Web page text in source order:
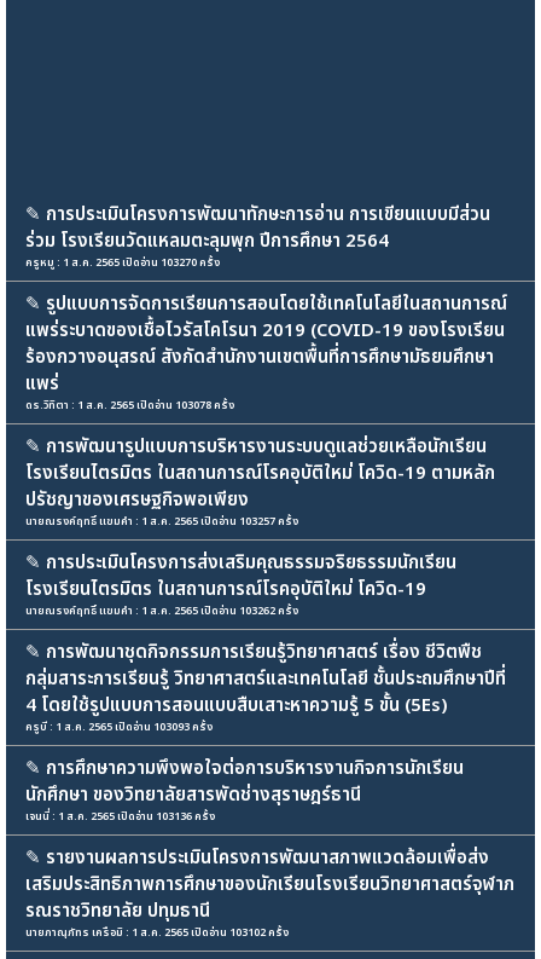
✎ การประเมินโครงการพัฒนาทักษะการอ่าน การเขียนแบบมีส่วน
ร่วม โรงเรียนวัดแหลมตะลุมพุก ปีการศึกษา 2564
ครูหมู : 1 ส.ค. 2565 เปิดอ่าน 103270 ครั้ง
✎ รูปแบบการจัดการเรียนการสอนโดยใช้เทคโนโลยีในสถานการณ์
แพร่ระบาดของเชื้อไวรัสโคโรนา 2019 (COVID-19 ของโรงเรียน
ร้องกวางอนุสรณ์ สังกัดสำนักงานเขตพื้นที่การศึกษามัธยมศึกษา
แพร่
ดร.วิทิตา : 1 ส.ค. 2565 เปิดอ่าน 103078 ครั้ง
✎ การพัฒนารูปแบบการบริหารงานระบบดูแลช่วยเหลือนักเรียน
โรงเรียนไตรมิตร ในสถานการณ์โรคอุบัติใหม่ โควิด-19 ตามหลัก
ปรัชญาของเศรษฐกิจพอเพียง
นายณรงค์ฤทธิ์ แขมคำ : 1 ส.ค. 2565 เปิดอ่าน 103257 ครั้ง
✎ การประเมินโครงการส่งเสริมคุณธรรมจริยธรรมนักเรียน
โรงเรียนไตรมิตร ในสถานการณ์โรคอุบัติใหม่ โควิด-19
นายณรงค์ฤทธิ์ แขมคำ : 1 ส.ค. 2565 เปิดอ่าน 103262 ครั้ง
✎ การพัฒนาชุดกิจกรรมการเรียนรู้วิทยาศาสตร์ เรื่อง ชีวิตพืช
กลุ่มสาระการเรียนรู้ วิทยาศาสตร์และเทคโนโลยี ชั้นประถมศึกษาปีที่
4 โดยใช้รูปแบบการสอนแบบสืบเสาะหาความรู้ 5 ขั้น (5Es)
ครูบี : 1 ส.ค. 2565 เปิดอ่าน 103093 ครั้ง
✎ การศึกษาความพึงพอใจต่อการบริหารงานกิจการนักเรียน
นักศึกษา ของวิทยาลัยสารพัดช่างสุราษฎร์ธานี
เจนนี่ : 1 ส.ค. 2565 เปิดอ่าน 103136 ครั้ง
✎ รายงานผลการประเมินโครงการพัฒนาสภาพแวดล้อมเพื่อส่ง
เสริมประสิทธิภาพการศึกษาของนักเรียนโรงเรียนวิทยาศาสตร์จุฬาภ
รณราชวิทยาลัย ปทุมธานี
นายภาณุภัทร เครือมิ : 1 ส.ค. 2565 เปิดอ่าน 103102 ครั้ง